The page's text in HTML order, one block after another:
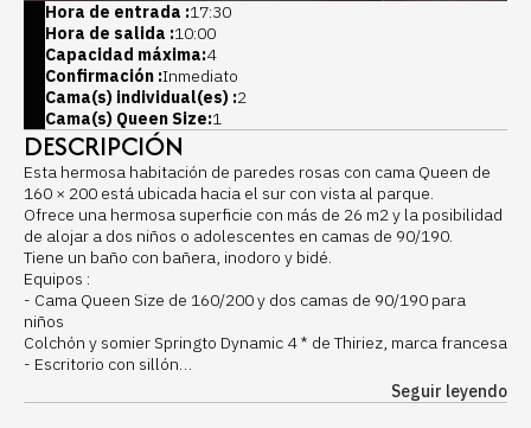
Hora de entrada :17:30
Hora de salida :10:00
Capacidad máxima:4
Confirmación :Inmediato
Cama(s) individual(es) :2
Cama(s) Queen Size:1
DESCRIPCIÓN
Esta hermosa habitación de paredes rosas con cama Queen de
160 × 200 está ubicada hacia el sur con vista al parque.
Ofrece una hermosa superficie con más de 26 m2 y la posibilidad
de alojar a dos niños o adolescentes en camas de 90/190.
Tiene un baño con bañera, inodoro y bidé.
Equipos :
- Cama Queen Size de 160/200 y dos camas de 90/190 para
niños
Colchón y somier Springto Dynamic 4 * de Thiriez, marca francesa
- Escritorio con sillón
- Conexión WiFi gratuita en todo el castillo
Seguir leyendo